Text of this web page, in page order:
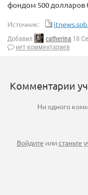
фондом 500
Источник:
Добавил catherina 18
нет комментариев
Комментарии
Ни одного
Войдите илистаньте